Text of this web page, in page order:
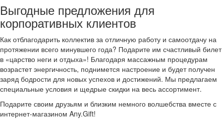
Выгодные предложения для
корпоративных клиентов
Как отблагодарить коллектив за отличную работу и самоотдачу на
протяжении всего минувшего года? Подарите им счастливый билет
в «царство неги и отдыха»! Благодаря массажным процедурам
возрастет энергичность, поднимется настроение и будет получен
заряд бодрости для новых успехов и достижений. Мы предлагаем
специальные условия и щедрые скидки на весь ассортимент.
Подарите своим друзьям и близким немного волшебства вместе с
интернет-магазином Any.Gift!